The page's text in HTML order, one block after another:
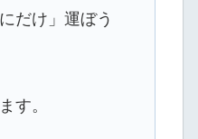
だけ」運ぼう
す。